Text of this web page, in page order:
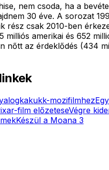
nem csoda, ha a
30 éve. A sorozat
rész csak 2010-ben
milliós amerikai és 652
nőtt az érdeklődés (434
mozifilmhez
film előzeteseVégre
Készül a Moana 3